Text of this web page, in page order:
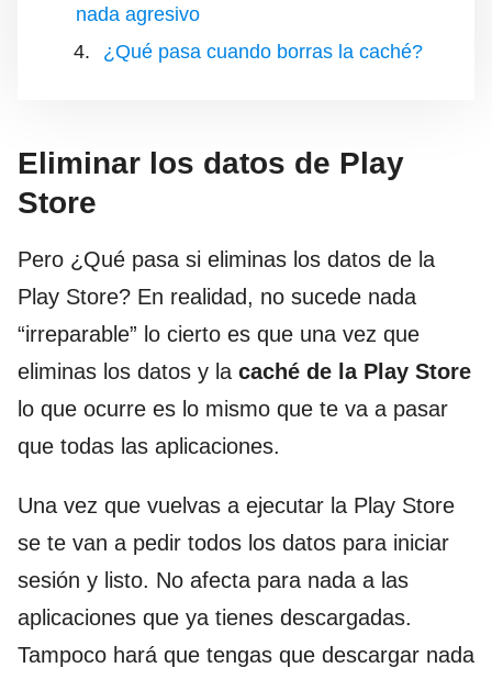
nada agresivo
¿Qué pasa cuando borras la caché?
Eliminar los datos de Play
Store
Pero ¿Qué pasa si eliminas los datos de la
Play Store? En realidad, no sucede nada
“irreparable” lo cierto es que una vez que
eliminas los datos y la caché de la Play Store
lo que ocurre es lo mismo que te va a pasar
que todas las aplicaciones.
Una vez que vuelvas a ejecutar la Play Store
se te van a pedir todos los datos para iniciar
sesión y listo. No afecta para nada a las
aplicaciones que ya tienes descargadas.
Tampoco hará que tengas que descargar nada